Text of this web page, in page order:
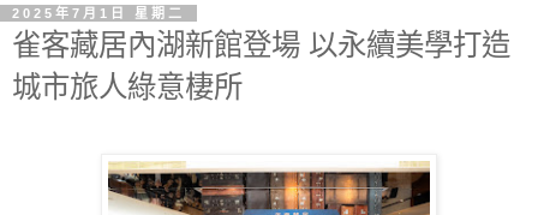
2025年7月1日 星期二
雀客藏居內湖新館登場 以永續美學打造
城市旅人綠意棲所